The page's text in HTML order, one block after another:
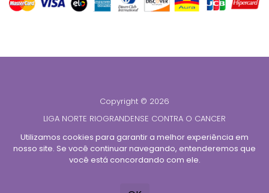
Copyright © 2026
LIGA NORTE RIOGRANDENSE CONTRA O CANCER
CNPJ 08.428.765/0001-39
Todos os direitos reservados
Utilizamos cookies para garantir a melhor experiência em
nosso site. Se você continuar navegando, entenderemos que
você está concordando com ele.